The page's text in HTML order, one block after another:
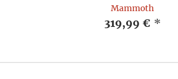
Mammoth
319,99 € *